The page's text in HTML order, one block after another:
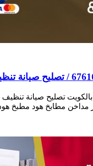
تصليح صيانة
مطابخ هود مطبخ